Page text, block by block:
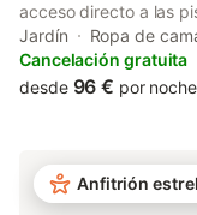
acceso directo a las
consta de una sala de
por lo que tiene
adicionales incluyen
celebrar eventos.
acondicionado y Wi-Fi.
Jardín Ropa de
Cancelación gratuita
desde 96 € por noche
Anfitrión